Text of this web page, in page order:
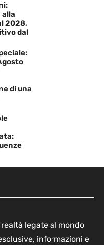
alla
2028,
dal
di una
legate al mondo
informazioni e